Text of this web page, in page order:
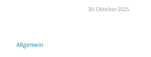
30. Oktober 2025
Allgemein